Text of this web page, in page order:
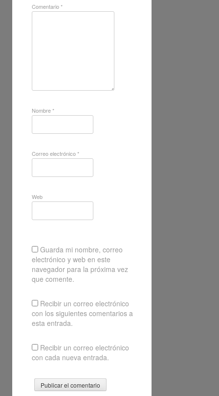
Comentario*
Nombre*
Correo electrónico*
Web
Guarda mi nombre, correo
electrónico y web en este
navegador para la próxima vez
que comente.
Recibir un correo electrónico
con los siguientes comentarios a
esta entrada.
Recibir un correo electrónico
con cada nueva entrada.